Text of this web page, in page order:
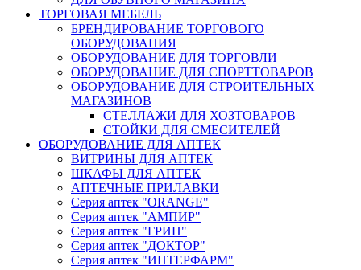
ТОРГОВАЯ МЕБЕЛЬ
БРЕНДИРОВАНИЕ ТОРГОВОГО
ОБОРУДОВАНИЯ
ОБОРУДОВАНИЕ ДЛЯ ТОРГОВЛИ
ОБОРУДОВАНИЕ ДЛЯ СПОРТТОВАРОВ
ОБОРУДОВАНИЕ ДЛЯ СТРОИТЕЛЬНЫХ
МАГАЗИНОВ
СТЕЛЛАЖИ ДЛЯ ХОЗТОВАРОВ
СТОЙКИ ДЛЯ СМЕСИТЕЛЕЙ
ОБОРУДОВАНИЕ ДЛЯ АПТЕК
ВИТРИНЫ ДЛЯ АПТЕК
ШКАФЫ ДЛЯ АПТЕК
АПТЕЧНЫЕ ПРИЛАВКИ
Серия аптек "ORANGE"
Серия аптек "АМПИР"
Серия аптек "ГРИН"
Серия аптек "ДОКТОР"
Серия аптек "ИНТЕРФАРМ"